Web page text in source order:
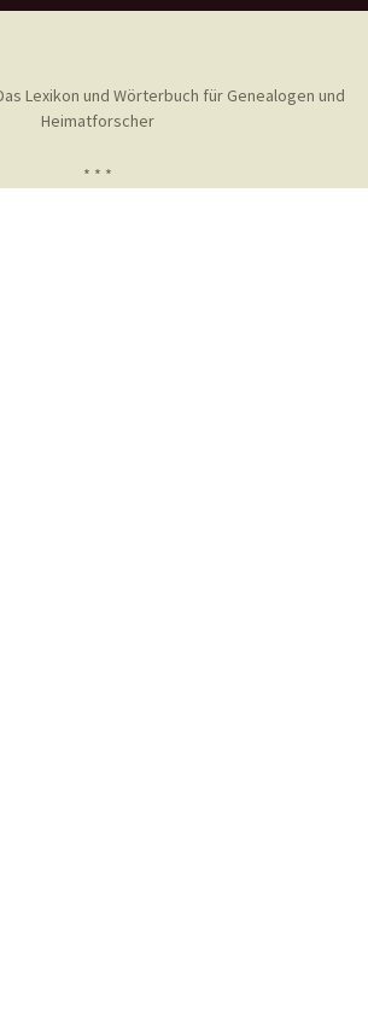
Lexikon und Wörterbuch für Genealogen und
Heimatforscher
* * *